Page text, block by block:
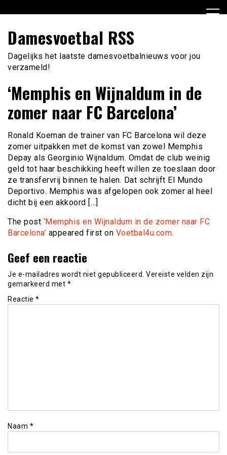
naar
inhoud
Damesvoetbal RSS
Dagelijks het laatste damesvoetbalnieuws voor jou
verzameld!
‘Memphis en Wijnaldum in de
zomer naar FC Barcelona’
Ronald Koeman de trainer van FC Barcelona wil deze
zomer uitpakken met de komst van zowel Memphis
Depay als Georginio Wijnaldum. Omdat de club weinig
geld tot haar beschikking heeft willen ze toeslaan door
ze transfervrij binnen te halen. Dat schrijft El Mundo
Deportivo. Memphis was afgelopen ook zomer al heel
dicht bij een akkoord […]
The post ‘Memphis en Wijnaldum in de zomer naar FC
Barcelona’ appeared first on Voetbal4u.com.
Geef een reactie
Je e-mailadres wordt niet gepubliceerd. Vereiste velden zijn
gemarkeerd met *
Reactie *
Naam *